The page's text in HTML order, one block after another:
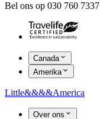
Bel ons op 030 760 7337
Canada
Amerika
Little&&&&America
Over ons